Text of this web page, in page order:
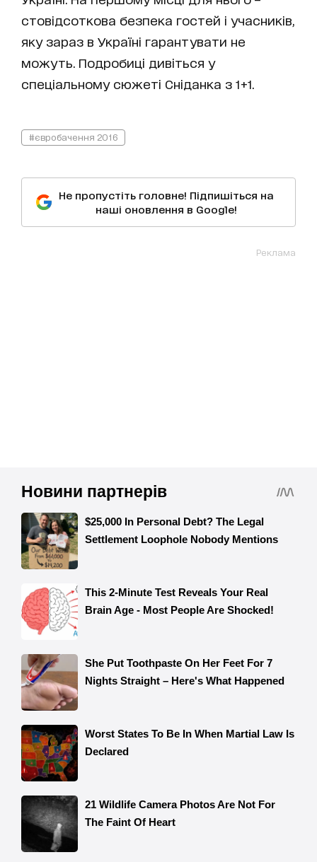
стовідсоткова безпека гостей і учасників,
яку зараз в Україні гарантувати не
можуть. Подробиці дивіться у
спеціальному сюжеті Сніданка з 1+1.
#євробачення 2016
Не пропустіть головне! Підпишіться на
наші оновлення в Google!
Реклама